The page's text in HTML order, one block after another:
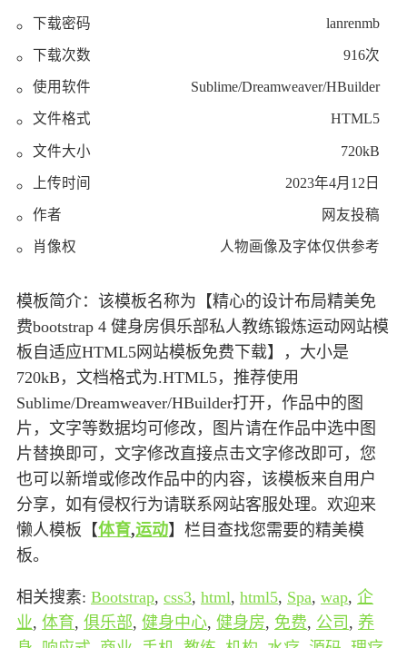
下载密码 lanrenmb
下载次数 916次
使用软件 Sublime/Dreamweaver/HBuilder
文件格式 HTML5
文件大小 720kB
上传时间 2023年4月12日
作者 网友投稿
肖像权 人物画像及字体仅供参考
模板简介：该模板名称为【精心的设计布局精美免
费bootstrap 4 健身房俱乐部私人教练锻炼运动网站模
板自适应HTML5网站模板免费下载】，大小是
720kB，文档格式为.HTML5，推荐使用
Sublime/Dreamweaver/HBuilder打开，作品中的图
片，文字等数据均可修改，图片请在作品中选中图
片替换即可，文字修改直接点击文字修改即可，您
也可以新增或修改作品中的内容，该模板来自用户
分享，如有侵权行为请联系网站客服处理。欢迎来
懒人模板【体育,运动】栏目查找您需要的精美模
板。
相关搜素: Bootstrap, css3, html, html5, Spa, wap, 企
业, 体育, 俱乐部, 健身中心, 健身房, 免费, 公司 , 养